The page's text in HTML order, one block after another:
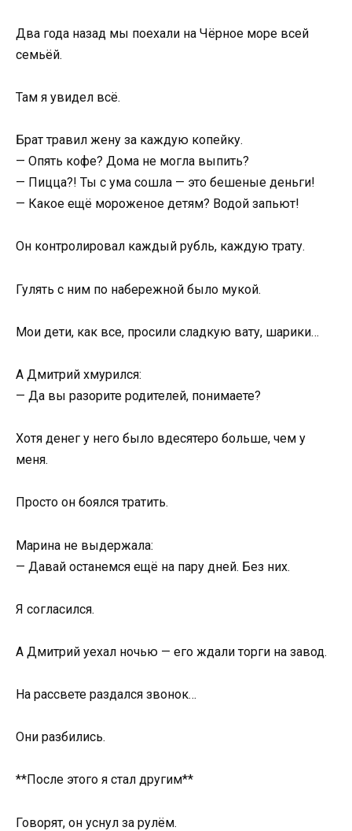
Два года назад мы поехали на Чёрное море всей
семьёй.
Там я увидел всё.
Брат травил жену за каждую копейку.
— Опять кофе? Дома не могла выпить?
— Пицца?! Ты с ума сошла — это бешеные деньги!
— Какое ещё мороженое детям? Водой запьют!
Он контролировал каждый рубль, каждую трату.
Гулять с ним по набережной было мукой.
Мои дети, как все, просили сладкую вату, шарики…
А Дмитрий хмурился:
— Да вы разорите родителей, понимаете?
Хотя денег у него было вдесятеро больше, чем у
меня.
Просто он боялся тратить.
Марина не выдержала:
— Давай останемся ещё на пару дней. Без них.
Я согласился.
А Дмитрий уехал ночью — его ждали торги на завод.
На рассвете раздался звонок…
Они разбились.
**После этого я стал другим**
Говорят, он уснул за рулём.